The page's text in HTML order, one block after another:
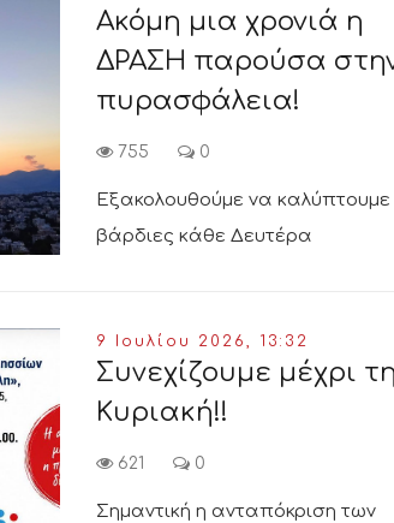
Ακόμη μια χρονιά η
ΔΡΑΣΗ παρούσα
πυρασφάλεια!
755 0
Εξακολουθούμε να
βάρδιες κάθε Δευτέρα
9 Ιουλίου 2026, 13:32
Συνεχίζουμε μέχρι
Κυριακή!!
621 0
Σημαντική η ανταπόκριση των